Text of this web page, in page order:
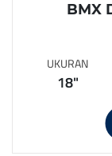
BMX
UKURAN
18"